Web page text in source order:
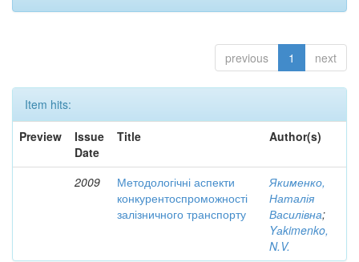
previous 1 next
Item hits:
Preview
Issue
Date
Title Author(s)
2009
Методологічні аспекти
конкурентоспроможності
залізничного транспорту
Якименко,
Наталія
Василівна;
Yаkimenko,
N.V.